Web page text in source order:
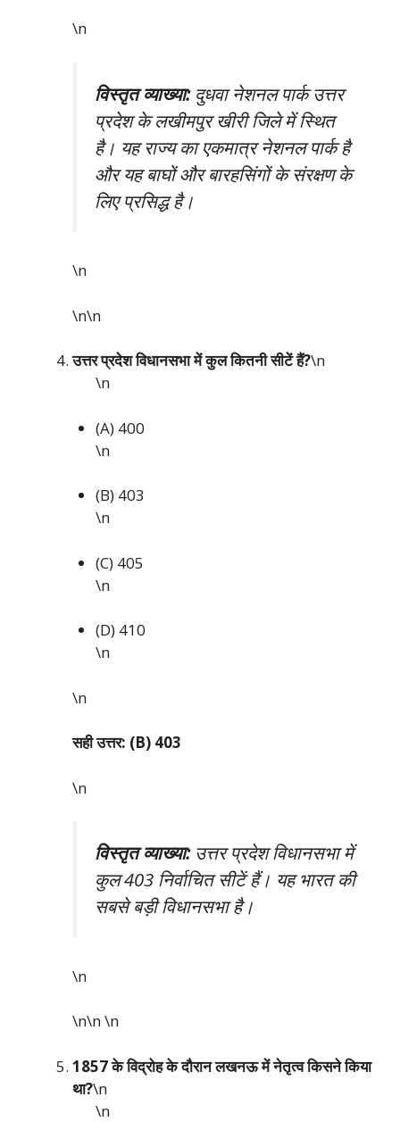
\n
विस्तृत व्याख्या:दुधवा नेशनल पार्क उत्तर
प्रदेश के लखीमपुर खीरी जिले में स्थित
है। यह राज्य का एकमात्र नेशनल पार्क है
और यह बाघों और बारहसिंगों के संरक्षण के
लिए प्रसिद्ध है।
\n
\n\n
उत्तर प्रदेश विधानसभा में कुल कितनी सीटें हैं?\n
\n
(A) 400
\n
(B) 403
\n
(C) 405
\n
(D) 410
\n
\n
सही उत्तर: (B) 403
\n
विस्तृत व्याख्या:उत्तर प्रदेश विधानसभा में
कुल 403 निर्वाचित सीटें हैं। यह भारत की
सबसे बड़ी विधानसभा है।
\n
\n\n\n
1857 के विद्रोह के दौरान लखनऊ में नेतृत्व किसने किया
था?\n
\n